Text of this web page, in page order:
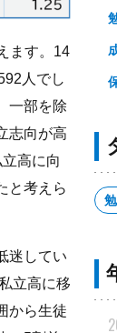
ます。14
人でし
一部を除
志向が高
高に向
と考えら
迷してい
立高に移
から生徒